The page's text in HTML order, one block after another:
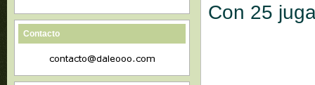
Con 25
Contacto